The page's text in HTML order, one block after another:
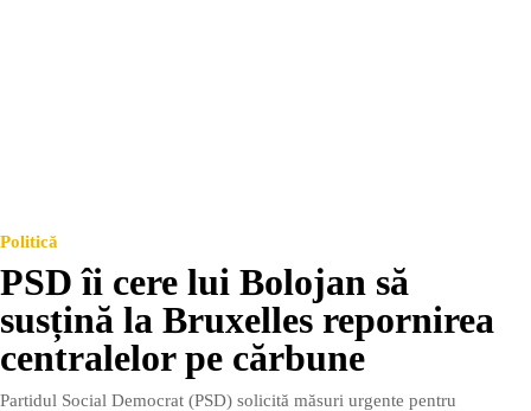
Politică
PSD îi cere lui Bolojan să
susțină la Bruxelles repornirea
centralelor pe cărbune
Partidul Social Democrat (PSD) solicită măsuri urgente pentru